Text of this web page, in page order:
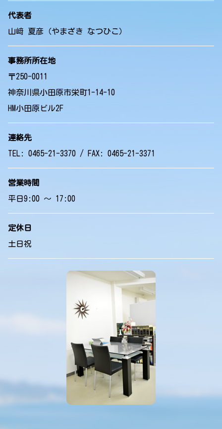
代表者
山﨑 夏彦（やまざき なつひこ）
事務所所在地
〒250-0011
神奈川県小田原市栄町1-14-10
HM小田原ビル2F
連絡先
TEL: 0465-21-3370 / FAX: 0465-21-3371
営業時間
平日9:00 ～ 17:00
定休日
土日祝